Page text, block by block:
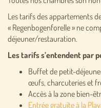
Les tarifs des appartements
« Regenbogenforelle » ne
déjeuner/restauration.
Les tarifs s’entendent par
Buffet de petit-
œufs, charcuteries et
Accès à la zone bien-
Entrée gratuite à la